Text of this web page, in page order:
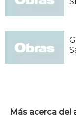
Más acerca del